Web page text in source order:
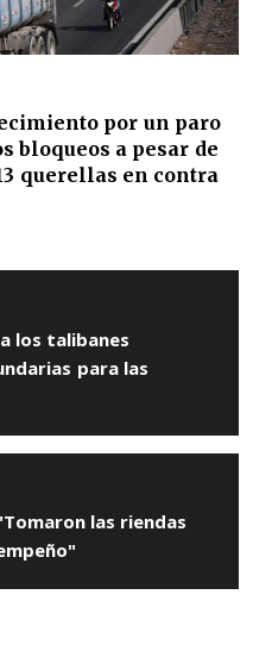
por un paro
bloqueos a pesar de
querellas en contra
los talibanes
para las
las riendas